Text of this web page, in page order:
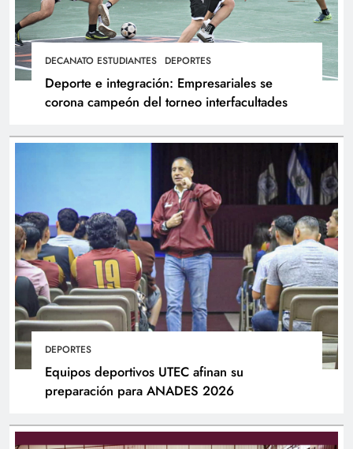
DECANATO ESTUDIANTES DEPORTES
Deporte e integración: Empresariales se
corona campeón del torneo interfacultades
DEPORTES
Equipos deportivos UTEC afinan su
preparación para ANADES 2026